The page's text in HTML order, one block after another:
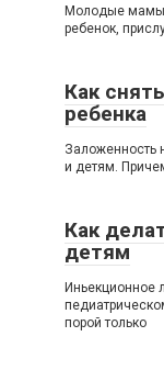
Молодые мамы,
ребенок,
Как
ребенка
Заложенность
и детям.
Как
детям
Иньекционное
порой только